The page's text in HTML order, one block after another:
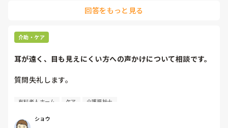
利用者様にとっても良い経験にもなりますね！
回答をもっと見る
介助・ケア
耳が遠く、目も見えにくい方への声かけについて相談です。
質問失礼します。
耳が遠く、目もあまり見えていない利用者様への声かけにつ
現在、私は「大きな声で、ゆっくり耳元でお話しする」とい
有料老人ホーム ケア 介護福祉士
ショウ